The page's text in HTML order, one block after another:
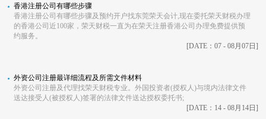
香港注册公司有哪些步骤
香港注册公司有哪些步骤及预约开户找东莞荣天会计,现在委托荣天财税办理
的香港公司近100家，荣天财税一直为在荣天注册香港公司​办理免费提供预
约服务。
[DATE：07 - 08月07日]
外资公司注册最详细流程及所需文件材料
外资公司注册及代理找荣天财税专业。外国投资者(授权人)与境内法律文件
送达接受人(被授权人)签署的法律文件送达授权委托书;
[DATE：14 - 08月14日]